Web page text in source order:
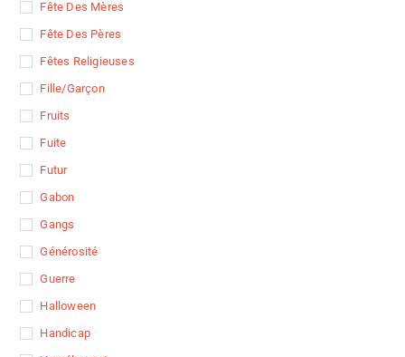
Le merveilleux Marcus
Capétipoute
J'accepte les
Vente
Fête Des Mères
Fête Des Pères
Fêtes Religieuses
Fille/garçon
Fruits
Fuite
Futur
Gabon
Gangs
Générosité
Guerre
Halloween
Handicap